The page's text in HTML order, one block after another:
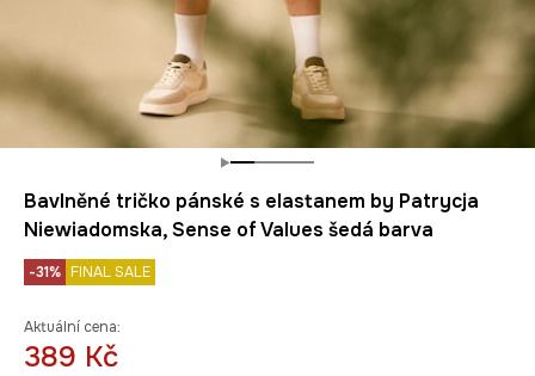
Bavlněné tričko pánské s elastanem by Patrycja
Niewiadomska, Sense of Values šedá barva
-31% FINAL SALE
Aktuální cena:
389 Kč